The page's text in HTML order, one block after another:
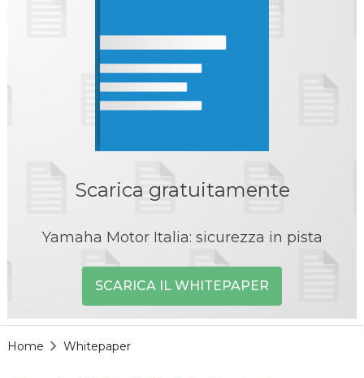
Scarica gratuitamente
Yamaha Motor Italia: sicurezza in pista
SCARICA IL WHITEPAPER
Home Whitepaper